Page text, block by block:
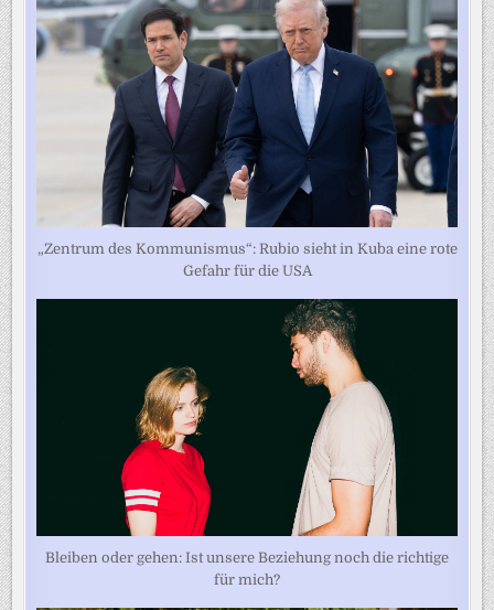
„Zentrum des Kommunismus“: Rubio sieht in Kuba eine rote
Gefahr für die USA
Bleiben oder gehen: Ist unsere Beziehung noch die richtige
für mich?